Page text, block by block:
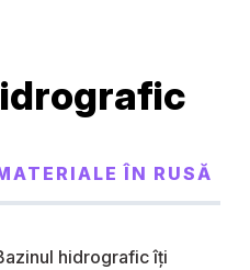
ÎN RUSĂ
hidrografic îți